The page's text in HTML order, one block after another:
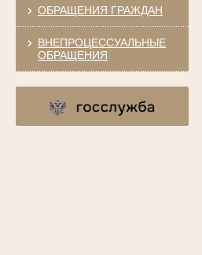
ОБРАЩЕНИЯ ГРАЖДАН
ВНЕПРОЦЕССУАЛЬНЫЕ
ОБРАЩЕНИЯ